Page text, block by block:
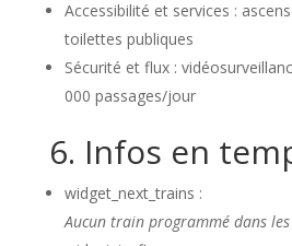
Accessibilité et services :
toilettes publiques
Sécurité et flux :
000 passages/jour
6. Infos en
widget_next_trains :
Aucun train programmé dans